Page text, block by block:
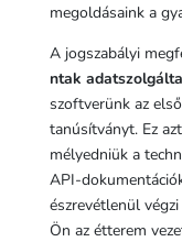
megoldásaink a
A jogszabályi
ntak
szoftverünk az
tanúsítványt. Ez
mélyedniük a
API-
észrevétlenül
Ön az étterem